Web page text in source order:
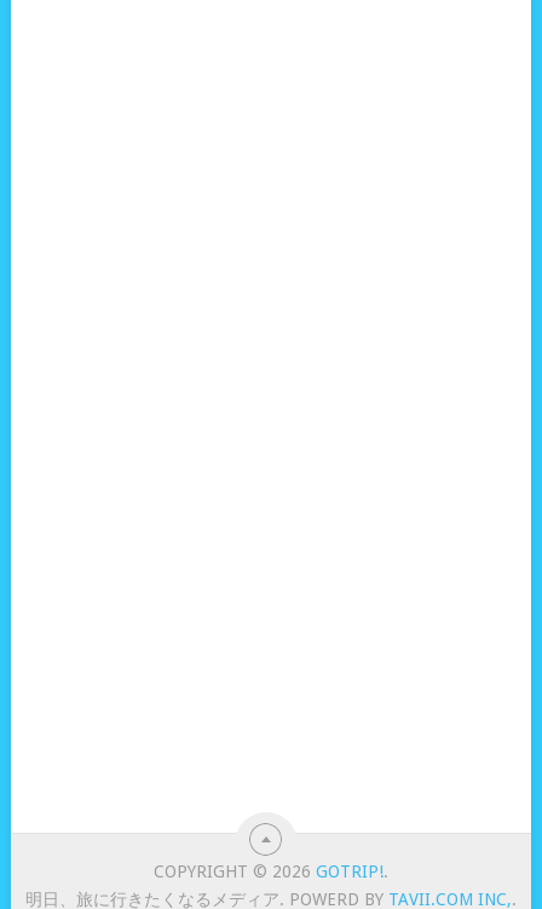
COPYRIGHT © 2026GOTRIP!.
明日、旅に行きたくなるメディア. POWERD BY TAVII.COM INC,.